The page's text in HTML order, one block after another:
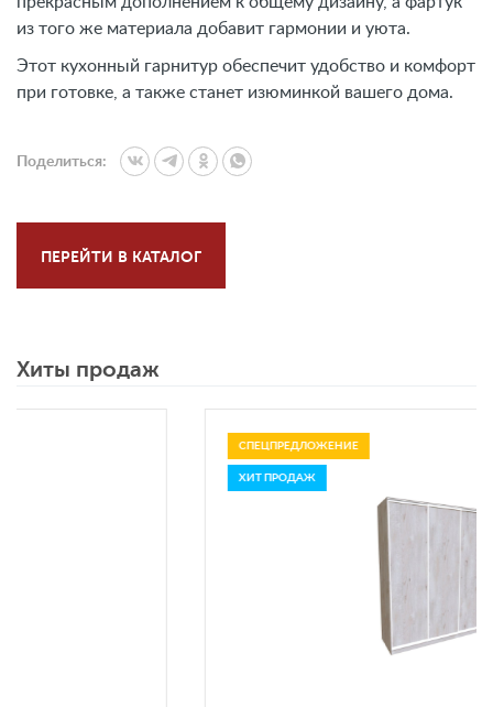
из того же материала добавит гармонии и уюта.
Этот кухонный гарнитур обеспечит удобство и комфорт
при готовке, а также станет изюминкой вашего дома.
Поделиться:
ПЕРЕЙТИ В КАТАЛОГ
Хиты продаж
СПЕЦПРЕДЛОЖЕНИЕ
ХИТ ПРОДАЖ